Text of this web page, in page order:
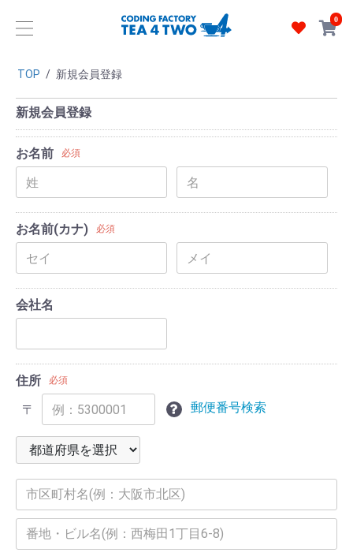
0
TOP / 新規会員登録
新規会員登録
お名前 必須
お名前(カナ) 必須
会社名
住所 必須
〒 郵便番号検索